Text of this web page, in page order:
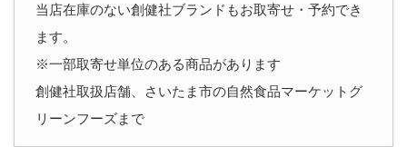
当店在庫のない創健社ブランドもお取寄せ・予約でき
ます。
※一部取寄せ単位のある商品があります
創健社取扱店舗、さいたま市の自然食品マーケットグ
リーンフーズまで